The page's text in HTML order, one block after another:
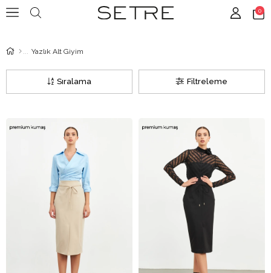
0
Yazlık Alt Giyim
Filtreleme
Sıralama